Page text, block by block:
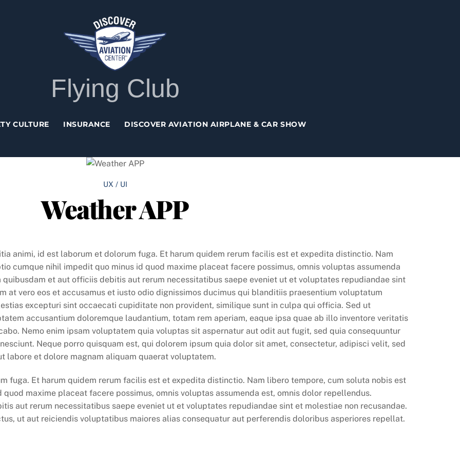
Flying Club
CULTURE INSURANCE DISCOVER AVIATION AIRPLANE & CAR SHOW
UX / UI
Weather APP
animi, id est laborum et dolorum fuga. Et harum quidem rerum facilis est et expedita distinctio. Nam
cumque nihil impedit quo minus id quod maxime placeat facere possimus, omnis voluptas assumenda
et aut officiis debitis aut rerum necessitatibus saepe eveniet ut et voluptates repudiandae sint
at vero eos et accusamus et iusto odio dignissimos ducimus qui blanditiis praesentium voluptatum
excepturi sint occaecati cupiditate non provident, similique sunt in culpa qui officia. Sed ut
accusantium doloremque laudantium, totam rem aperiam, eaque ipsa quae ab illo inventore veritatis
Nemo enim ipsam voluptatem quia voluptas sit aspernatur aut odit aut fugit, sed quia consequuntur
Neque porro quisquam est, qui dolorem ipsum quia dolor sit amet, consectetur, adipisci velit, sed
labore et dolore magnam aliquam quaerat voluptatem.
fuga. Et harum quidem rerum facilis est et expedita distinctio. Nam libero tempore, cum soluta nobis est
maxime placeat facere possimus, omnis voluptas assumenda est, omnis dolor repellendus.
aut rerum necessitatibus saepe eveniet ut et voluptates repudiandae sint et molestiae non recusandae.
ut aut reiciendis voluptatibus maiores alias consequatur aut perferendis doloribus asperiores repellat.
To
Top